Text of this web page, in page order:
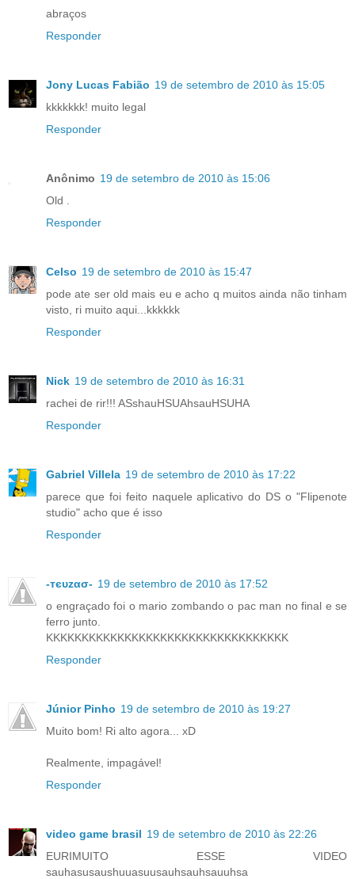
abraços
Responder
Jony Lucas Fabião 19 de setembro de 2010 às 15:05
kkkkkkk! muito legal
Responder
Anônimo 19 de setembro de 2010 às 15:06
Old .
Responder
Celso 19 de setembro de 2010 às 15:47
pode ate ser old mais eu e acho q muitos ainda não tinham
visto, ri muito aqui...kkkkkk
Responder
Nick 19 de setembro de 2010 às 16:31
rachei de rir!!! ASshauHSUAhsauHSUHA
Responder
Gabriel Villela 19 de setembro de 2010 às 17:22
parece que foi feito naquele aplicativo do DS o "Flipenote
studio" acho que é isso
Responder
-тєυzασ- 19 de setembro de 2010 às 17:52
o engraçado foi o mario zombando o pac man no final e se
ferro junto.
KKKKKKKKKKKKKKKKKKKKKKKKKKKKKKKKKK
Responder
Júnior Pinho 19 de setembro de 2010 às 19:27
Muito bom! Ri alto agora... xD
Realmente, impagável!
Responder
video game brasil 19 de setembro de 2010 às 22:26
EURIMUITO ESSE VIDEO
sauhasusaushuuasuusauhsauhsauuhsa